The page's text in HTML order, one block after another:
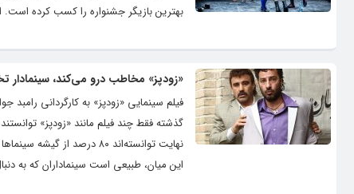
بهترین بازیگر جشنواره را کسب کرده
«زودپز» مخاطب درو می‌کند، سینمادار
فیلم سینمایی «زودپز» به کارگردانی رامبد
گذشته فقط چند فیلم مانند «زودپز»
این میان، طبیعی است سینماداران که به